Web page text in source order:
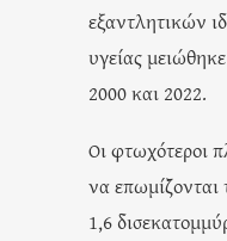
εξαντλητικών
υγείας
2000 και 2022.
Οι φτωχότεροι
να επωμίζονται
1,6